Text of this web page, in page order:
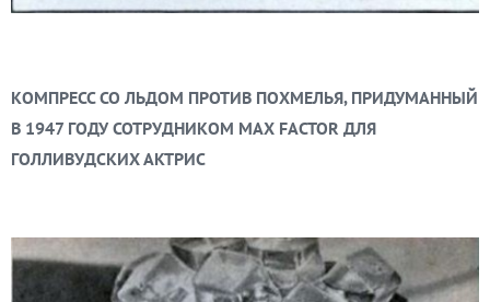
КОМПРЕСС СО ЛЬДОМ ПРОТИВ ПОХМЕЛЬЯ, ПРИДУМАННЫЙ
В 1947 ГОДУ СОТРУДНИКОМ MAX FACTOR ДЛЯ
ГОЛЛИВУДСКИХ АКТРИС